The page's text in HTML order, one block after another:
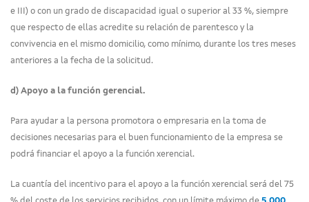
e III) o con un grado de discapacidad igual o superior al 33 %, siempre
que respecto de ellas acredite su relación de parentesco y la
convivencia en el mismo domicilio, como mínimo, durante los tres meses
anteriores a la fecha de la solicitud.
d) Apoyo a la función gerencial.
Para ayudar a la persona promotora o empresaria en la toma de
decisiones necesarias para el buen funcionamiento de la empresa se
podrá financiar el apoyo a la función xerencial.
La cuantía del incentivo para el apoyo a la función xerencial será del 75